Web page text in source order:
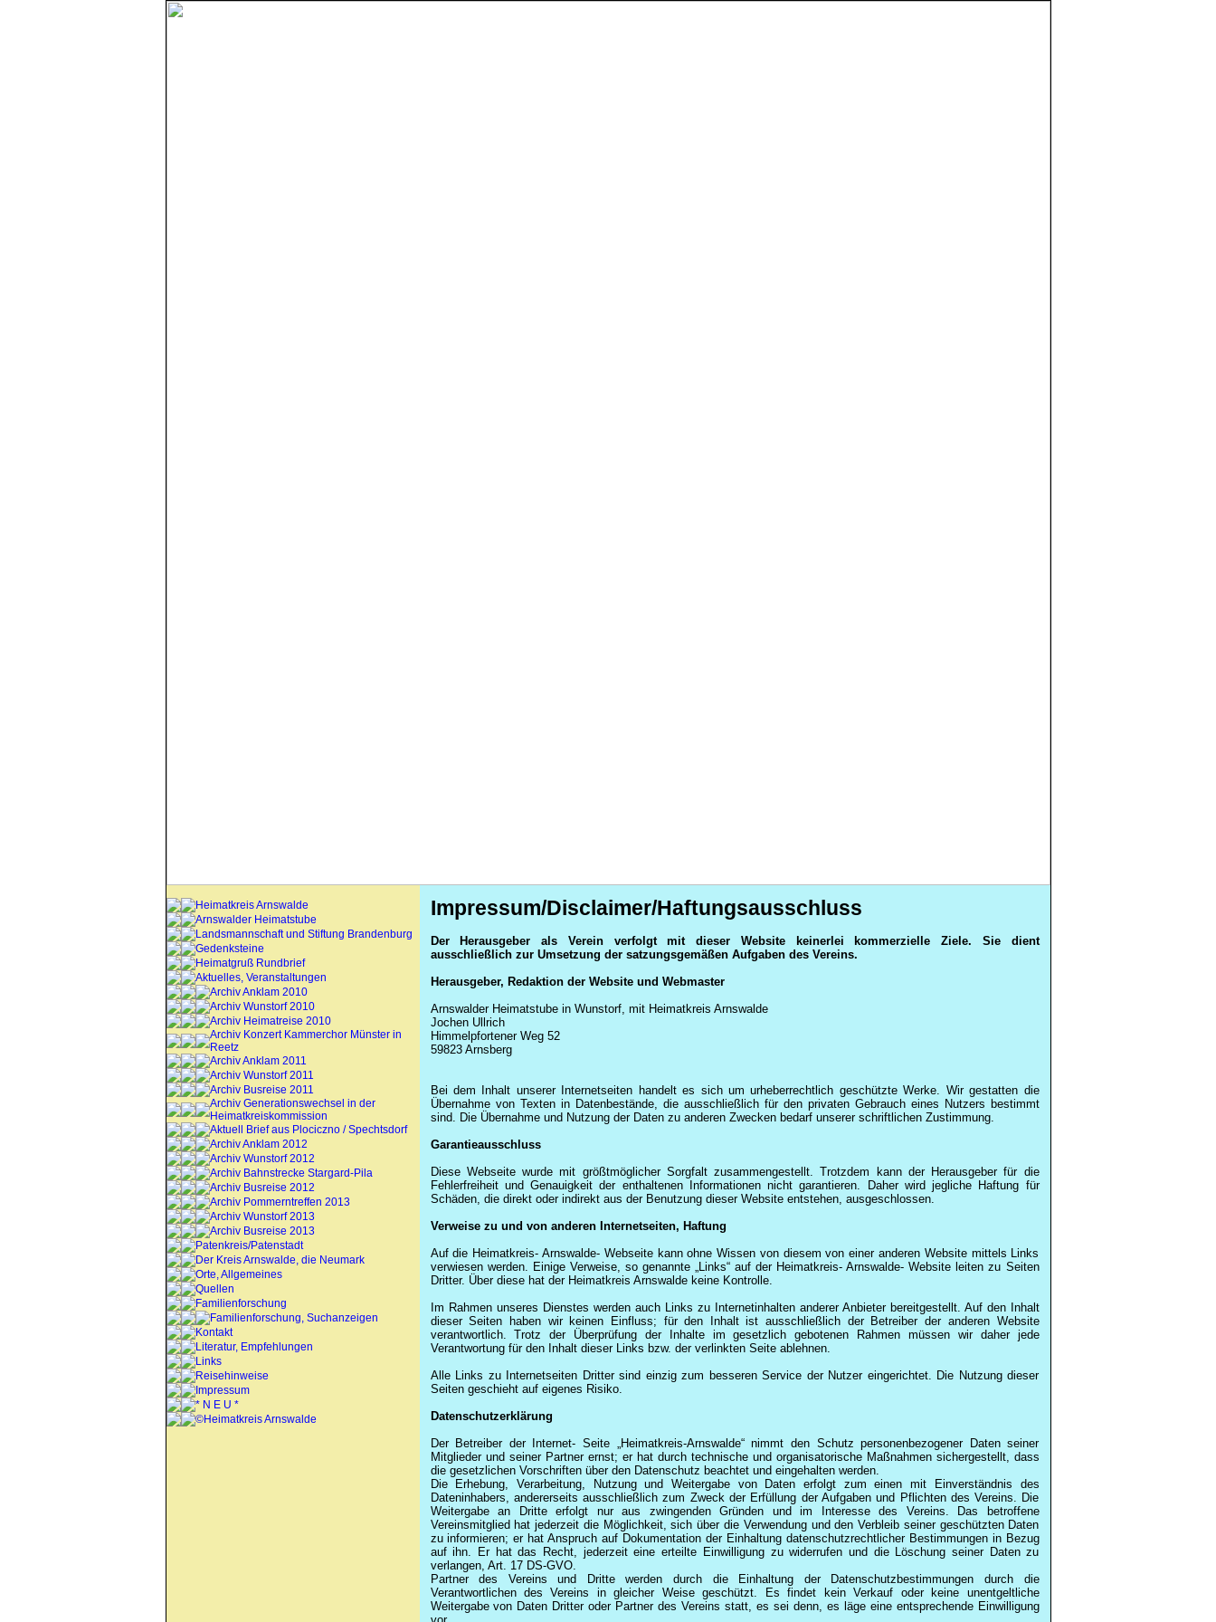
Heimatkreis Arnswalde
Arnswalder Heimatstube
Landsmannschaft und Stiftung Brandenburg
Gedenksteine
Heimatgruß Rundbrief
Aktuelles, Veranstaltungen
Archiv Anklam 2010
Archiv Wunstorf 2010
Archiv Heimatreise 2010
Archiv Konzert Kammerchor Münster in
Reetz
Archiv Anklam 2011
Archiv Wunstorf 2011
Archiv Busreise 2011
Archiv Generationswechsel in der
Heimatkreiskommission
Aktuell Brief aus Plociczno / Spechtsdorf
Archiv Anklam 2012
Archiv Wunstorf 2012
Archiv Bahnstrecke Stargard-Pila
Archiv Busreise 2012
Archiv Pommerntreffen 2013
Archiv Wunstorf 2013
Archiv Busreise 2013
Patenkreis/Patenstadt
Der Kreis Arnswalde, die Neumark
Orte, Allgemeines
Quellen
Familienforschung
Familienforschung, Suchanzeigen
Kontakt
Literatur, Empfehlungen
Links
Reisehinweise
Impressum
* N E U *
©Heimatkreis Arnswalde
Impressum/Disclaimer/Haftungsausschluss
Der Herausgeber als Verein verfolgt mit dieser Website keinerlei kommerzielle Ziele. Sie dient
ausschließlich zur Umsetzung der satzungsgemäßen Aufgaben des Vereins.
Herausgeber, Redaktion der Website und Webmaster
Arnswalder Heimatstube in Wunstorf, mit Heimatkreis Arnswalde
Jochen Ullrich
Himmelpfortener Weg 52
59823 Arnsberg
Bei dem Inhalt unserer Internetseiten handelt es sich um urheberrechtlich geschützte Werke. Wir gestatten die
Übernahme von Texten in Datenbestände, die ausschließlich für den privaten Gebrauch eines Nutzers bestimmt
sind. Die Übernahme und Nutzung der Daten zu anderen Zwecken bedarf unserer schriftlichen Zustimmung.
Garantieausschluss
Diese Webseite wurde mit größtmöglicher Sorgfalt zusammengestellt. Trotzdem kann der Herausgeber für die
Fehlerfreiheit und Genauigkeit der enthaltenen Informationen nicht garantieren. Daher wird jegliche Haftung für
Schäden, die direkt oder indirekt aus der Benutzung dieser Website entstehen, ausgeschlossen.
Verweise zu und von anderen Internetseiten, Haftung
Auf die Heimatkreis- Arnswalde- Webseite kann ohne Wissen von diesem von einer anderen Website mittels Links
verwiesen werden. Einige Verweise, so genannte „Links“ auf der Heimatkreis- Arnswalde- Website leiten zu Seiten
Dritter. Über diese hat der Heimatkreis Arnswalde keine Kontrolle.
Im Rahmen unseres Dienstes werden auch Links zu Internetinhalten anderer Anbieter bereitgestellt. Auf den Inhalt
dieser Seiten haben wir keinen Einfluss; für den Inhalt ist ausschließlich der Betreiber der anderen Website
verantwortlich. Trotz der Überprüfung der Inhalte im gesetzlich gebotenen Rahmen müssen wir daher jede
Verantwortung für den Inhalt dieser Links bzw. der verlinkten Seite ablehnen.
Alle Links zu Internetseiten Dritter sind einzig zum besseren Service der Nutzer eingerichtet. Die Nutzung dieser
Seiten geschieht auf eigenes Risiko.
Datenschutzerklärung
Der Betreiber der Internet- Seite „Heimatkreis-Arnswalde“ nimmt den Schutz personenbezogener Daten seiner
Mitglieder und seiner Partner ernst; er hat durch technische und organisatorische Maßnahmen sichergestellt, dass
die gesetzlichen Vorschriften über den Datenschutz beachtet und eingehalten werden.
Die Erhebung, Verarbeitung, Nutzung und Weitergabe von Daten erfolgt zum einen mit Einverständnis des
Dateninhabers, andererseits ausschließlich zum Zweck der Erfüllung der Aufgaben und Pflichten des Vereins. Die
Weitergabe an Dritte erfolgt nur aus zwingenden Gründen und im Interesse des Vereins. Das betroffene
Vereinsmitglied hat jederzeit die Möglichkeit, sich über die Verwendung und den Verbleib seiner geschützten Daten
zu informieren; er hat Anspruch auf Dokumentation der Einhaltung datenschutzrechtlicher Bestimmungen in Bezug
auf ihn. Er hat das Recht, jederzeit eine erteilte Einwilligung zu widerrufen und die Löschung seiner Daten zu
verlangen, Art. 17 DS-GVO.
Partner des Vereins und Dritte werden durch die Einhaltung der Datenschutzbestimmungen durch die
Verantwortlichen des Vereins in gleicher Weise geschützt. Es findet kein Verkauf oder keine unentgeltliche
Weitergabe von Daten Dritter oder Partner des Vereins statt, es sei denn, es läge eine entsprechende Einwilligung